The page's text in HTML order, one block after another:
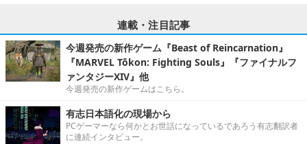
連載・注目記事
今週発売の新作ゲーム『Beast of Reincarnation』
『MARVEL Tōkon: Fighting Souls』『ファイナルフ
ァンタジーXIV』他
今週発売の新作ゲームはこちら。
有志日本語化の現場から
PCゲーマーなら何かとお世話になっているであろう有志翻訳者
に連続インタビュー。